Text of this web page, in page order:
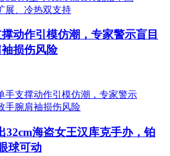
动作引模仿潮，专家警示盲目
损伤风险
32cm海盗女王汉库克手办，铂
球可动